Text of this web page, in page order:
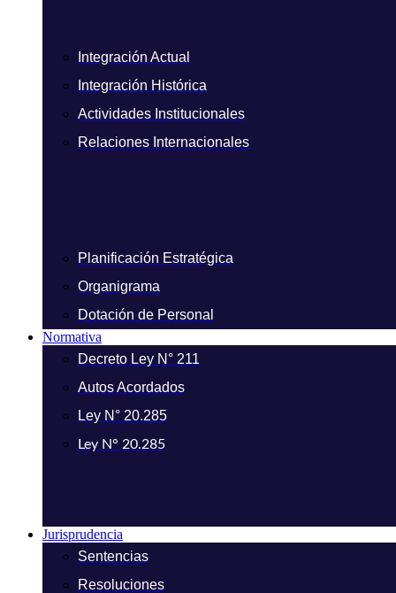
Integración Actual
Integración Histórica
Actividades Institucionales
Relaciones Internacionales
Planificación Estratégica
Organigrama
Dotación de Personal
Normativa
Decreto Ley N° 211
Autos Acordados
Ley N° 20.285
Ley N° 20.285
Jurisprudencia
Sentencias
Resoluciones